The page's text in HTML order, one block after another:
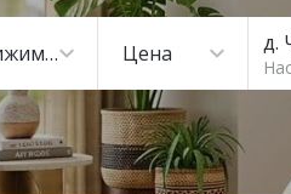
Жилая недвижимость Цена д.